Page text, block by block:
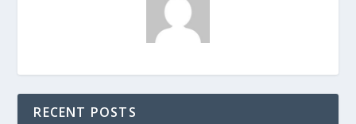
RECENT POSTS